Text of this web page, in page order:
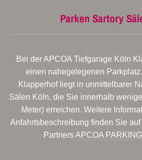
Parken Sartory
Bei der APCOA Tiefgarage Köln
einen nahegelegenen
Klapperhof liegt in unmittelbarer
Sälen Köln, die Sie innerhalb
Meter) erreichen. Weitere
Anfahrtsbeschreibung finden Sie
PartnersAPCOA